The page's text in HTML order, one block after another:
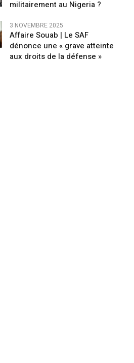
militairement au Nigeria ?
3 NOVEMBRE 2025
Affaire Souab | Le SAF
dénonce une « grave atteinte
aux droits de la défense »